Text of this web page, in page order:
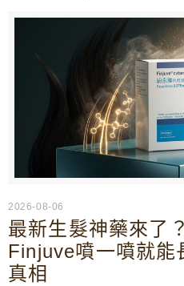
2026-08-06
最新生髮神藥來了
Finjuve噴一噴就能
真相